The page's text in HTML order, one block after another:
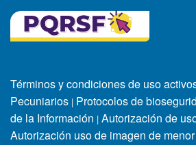
Términos y condiciones de uso
Pecuniarios | Protocolos de
de la Información | Autorización de
Autorización uso de imagen de